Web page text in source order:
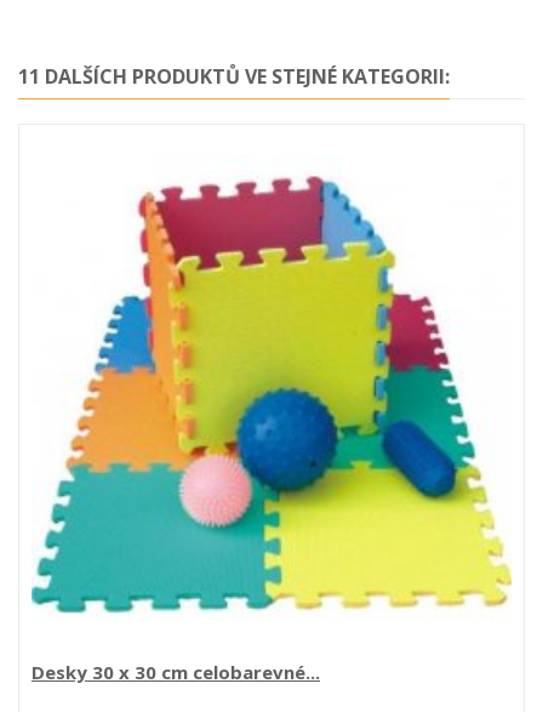
11 DALŠÍCH PRODUKTŮ VE STEJNÉ KATEGORII:
Desky 30 x 30 cm celobarevné...